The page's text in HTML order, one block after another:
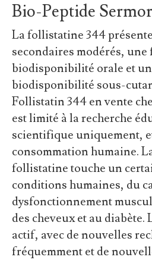
Bio-Peptide
La follistatine 344
secondaires modérés, une
biodisponibilité orale et
biodisponibilité sous-
Follistatin 344 en vente
est limité à la recherche
scientifique uniquement,
consommation humaine.
follistatine touche un
conditions humaines, du
dysfonctionnement
des cheveux et au diabète.
actif, avec de nouvelles
fréquemment et de